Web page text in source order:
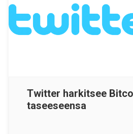
Twitter harkitsee
taseeseensa